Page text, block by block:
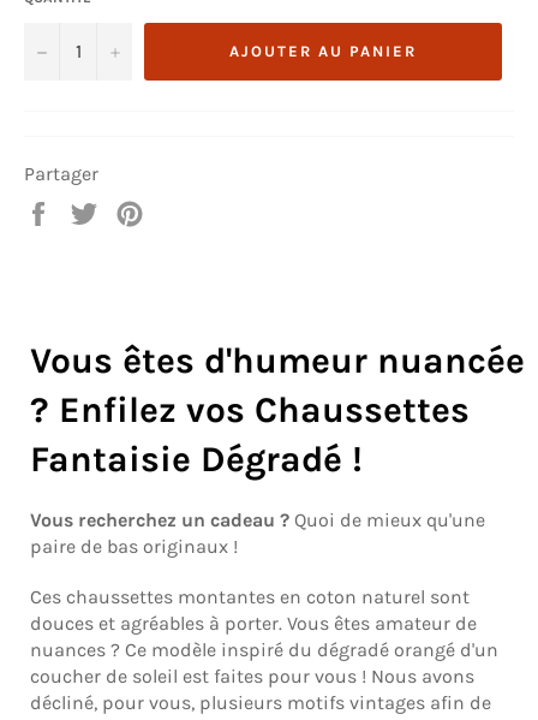
− + AJOUTER AU PANIER
Partager
PartagerTweeter
Vous êtes d'humeur nuancée
? Enfilez vos Chaussettes
Fantaisie Dégradé !
Vous recherchez un cadeau ? Quoi de mieux qu'une
paire de bas originaux !
Ces chaussettes montantes en coton naturel sont
douces et agréables à porter. Vous êtes amateur de
nuances ? Ce modèle inspiré du dégradé orangé d'un
coucher de soleil est faites pour vous ! Nous avons
décliné, pour vous, plusieurs motifs vintages afin de